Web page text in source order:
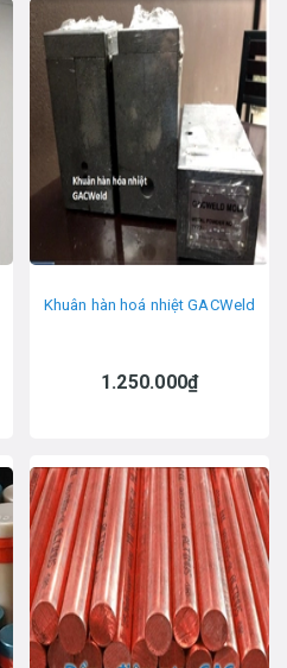
Khuân hàn hoá nhiệt GACWeld
1.250.000₫